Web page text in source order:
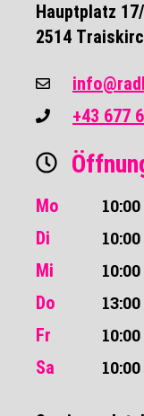
Hauptplatz
2514
+43 677
Mo
Di
Mi
Do
Fr
Sa